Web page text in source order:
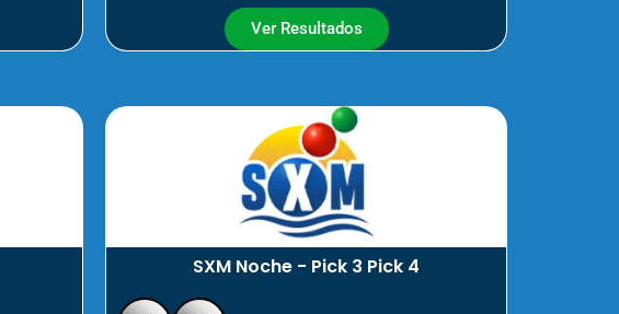
Ver Resultados
SXM Noche - Pick 3 Pick 4